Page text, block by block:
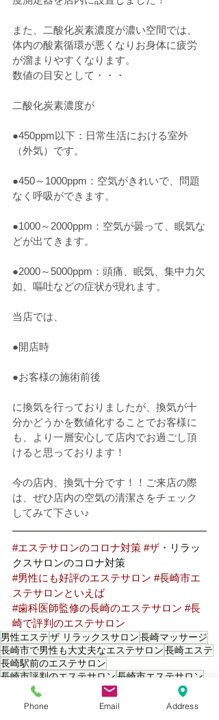
また、二酸化炭素濃度が濃い空間では、
体内の酸素循環が悪くなりお身体に疲労
が溜まりやすくなります。
数値の目安として・・・
二酸化炭素濃度が
●450ppm以下：日常生活における室外
（外気）です。
●450～1000ppm：空気がきれいで、問題
なく呼吸ができます。
●1000～2000ppm：空気が曇って、眠気な
どが出てきます。
●2000～5000ppm：頭痛、眠気、集中力欠
如、嘔吐などの症状が現れます。
当店では、
●開店時
●お客様の施術前後
に換気を行っておりましたが、換気が十
分かどうかを数値化することでお客様に
も、より一層安心して店内でお過ごし頂
けると思っております！
今の店内、換気十分です！！ご来店の際
は、ぜひ店内の空気の清潔さをチェック
してみて下さい♪
#エステサロンのコロナ対策 #ザ ・リラッ
クスサロンのコロナ対策
#男性にも好評のエステサロン #長崎市エ
ステサロンといえば
#歯科医師監修の長崎のエステサロン #長
崎で評判のエステサロン
男性エステザ リラックスサロン長崎マッサージ
長崎市で男性も大丈夫なエステサロン長崎エステ
長崎駅前のエステサロン
長崎市評判のエステサロン長崎市エステサロン
コロナ対策
Phone Email Address